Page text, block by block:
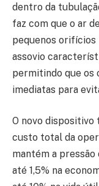
dentro da
faz com que o ar
pequenos orifícios
assovio
permitindo que os
imediatas para
O novo dispositivo
custo total da
mantém a
até 1,5% na